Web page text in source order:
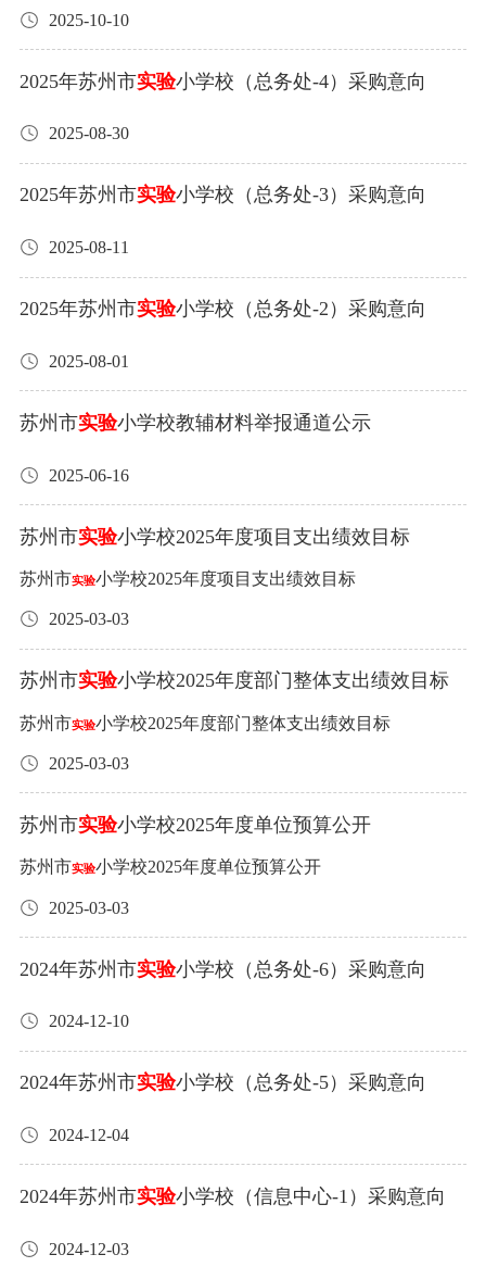
2025-10-10
2025年苏州市实验小学校（总务处-4）采购意向
2025-08-30
2025年苏州市实验小学校（总务处-3）采购意向
2025-08-11
2025年苏州市实验小学校（总务处-2）采购意向
2025-08-01
苏州市实验小学校教辅材料举报通道公示
2025-06-16
苏州市实验小学校2025年度项目支出绩效目标
苏州市实验小学校2025年度项目支出绩效目标
2025-03-03
苏州市实验小学校2025年度部门整体支出绩效目标
苏州市实验小学校2025年度部门整体支出绩效目标
2025-03-03
苏州市实验小学校2025年度单位预算公开
苏州市实验小学校2025年度单位预算公开
2025-03-03
2024年苏州市实验小学校（总务处-6）采购意向
2024-12-10
2024年苏州市实验小学校（总务处-5）采购意向
2024-12-04
2024年苏州市实验小学校（信息中心-1）采购意向
2024-12-03